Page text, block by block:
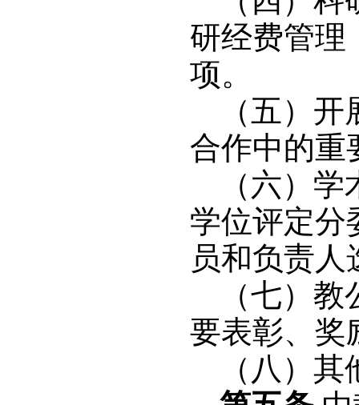
研经费管理
项。
（五）
合作中的重
（六）
学位评定分
员和负责
（七）
要表彰、奖
（八）